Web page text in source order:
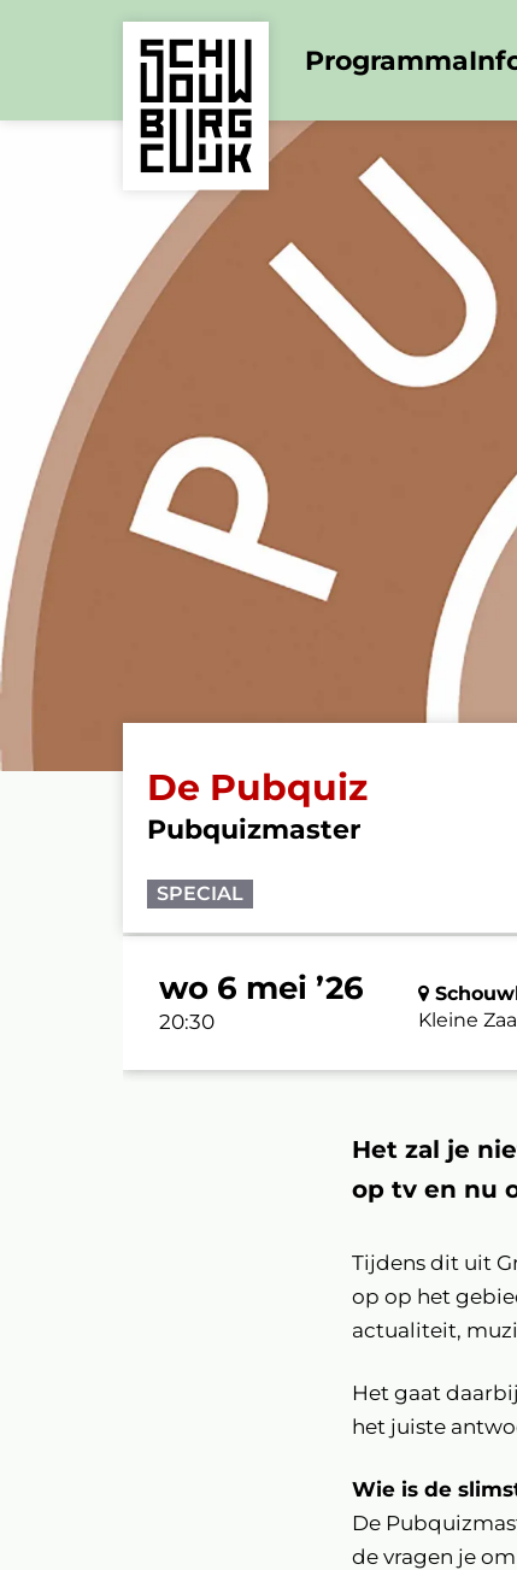
Programma
De Pubquiz
Pubquizmaster
SPECIAL
wo 6 mei ’26
20:30
Kleine
Het zal je
op tv en nu
Tijdens dit uit
op op het
actualiteit,
Het gaat
het juiste
Wie is de
De
de vragen je